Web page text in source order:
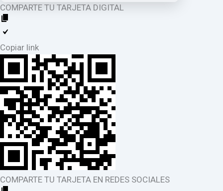
COMPARTE TU TARJETA DIGITAL
Copiar link
COMPARTE TU TARJETA EN REDES SOCIALES